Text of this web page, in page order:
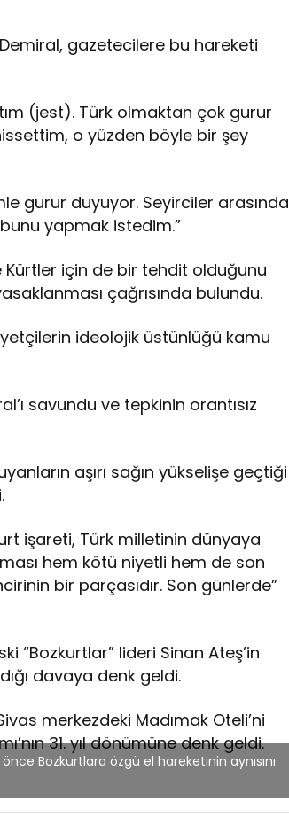
gazetecilere bu hareketi
(jest). Türk olmaktan çok gurur
o yüzden böyle bir şey
gurur duyuyor. Seyirciler arasında
yapmak istedim.”
Kürtler için de bir tehdit olduğunu
çağrısında bulundu.
ideolojik üstünlüğü kamu
savundu ve tepkinin orantısız
aşırı sağın yükselişe geçtiği
işareti, Türk milletinin dünyaya
hem kötü niyetli hem de son
bir parçasıdır. Son günlerde”
“Bozkurtlar” lideri Sinan Ateş’in
davaya denk geldi.
merkezdeki Madımak Oteli’ni
31. yıl dönümüne denk geldi.
Bozkurtlara özgü el hareketinin aynısını